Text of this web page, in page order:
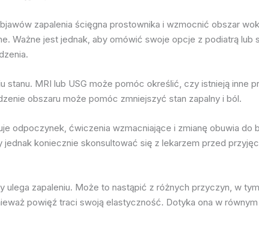
zapalenia ścięgna prostownika i wzmocnić obszar
Ważne jest jednak, aby omówić swoje opcje z podiatrą
MRI lub USG może pomóc określić, czy istnieją inne
obszaru może pomóc zmniejszyć stan zapalny i ból.
odpoczynek, ćwiczenia wzmacniające i zmianę obuwia do
koniecznie skonsultować się z lekarzem przed
zapaleniu. Może to nastąpić z różnych przyczyn, w
powięź traci swoją elastyczność. Dotyka ona w